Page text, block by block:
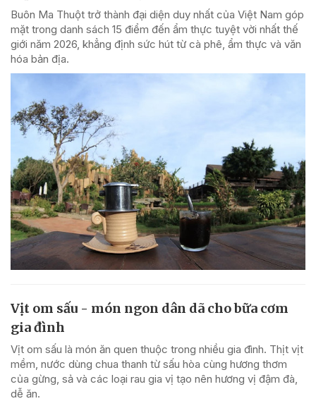
Buôn Ma Thuột trở thành đại diện duy nhất của Việt Nam góp
mặt trong danh sách 15 điểm đến ẩm thực tuyệt vời nhất thế
giới năm 2026, khẳng định sức hút từ cà phê, ẩm thực và văn
hóa bản địa.
Vịt om sấu - món ngon dân dã cho bữa cơm
gia đình
Vịt om sấu là món ăn quen thuộc trong nhiều gia đình. Thịt vịt
mềm, nước dùng chua thanh từ sấu hòa cùng hương thơm
của gừng, sả và các loại rau gia vị tạo nên hương vị đậm đà,
dễ ăn.